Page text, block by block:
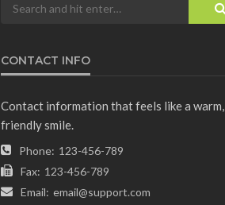
CONTACT INFO
Contact information that feels like a warm,
friendly smile.
Phone: 123-456-789
Fax: 123-456-789
Email: email@support.com